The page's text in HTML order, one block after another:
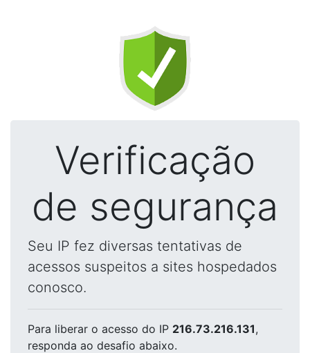
Verificação
de segurança
Seu IP fez diversas tentativas de
acessos suspeitos a sites hospedados
conosco.
Para liberar o acesso do IP 216.73.216.131,
responda ao desafio abaixo.